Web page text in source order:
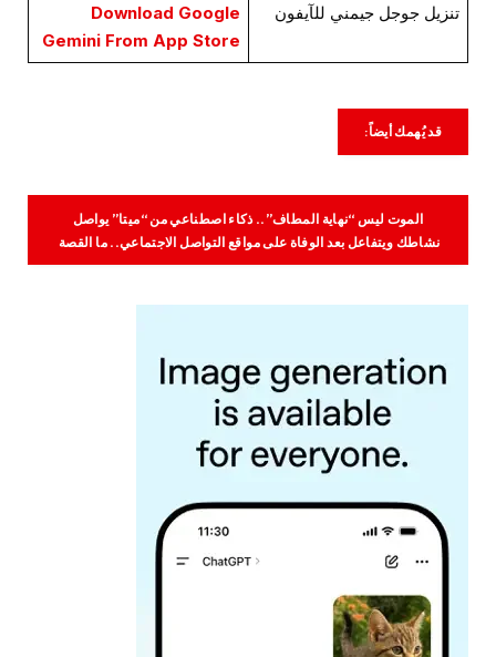
تنزيل جوجل جيمني للآيفون
Download Google
Gemini From App Store
قد يُهمك أيضاً:
الموت ليس “نهاية المطاف”.. ذكاء اصطناعي من “ميتا” يواصل
نشاطك ويتفاعل بعد الوفاة على مواقع التواصل الاجتماعي.. ما القصة